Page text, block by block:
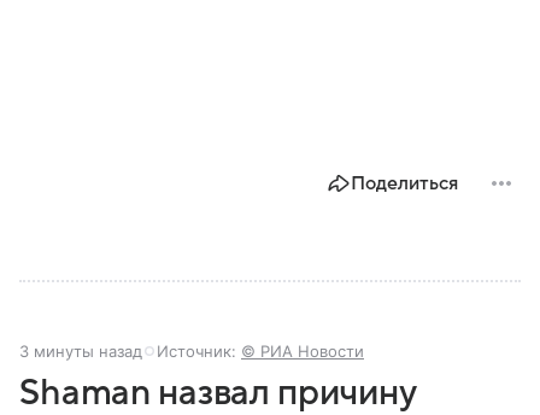
Поделиться
3 минуты назад Источник: © РИА Новости
Shaman назвал причину